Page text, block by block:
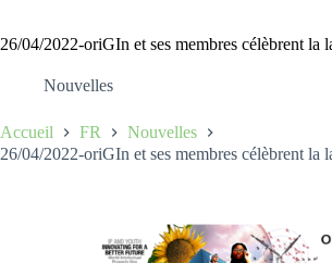
26/04/2022-oriGIn et ses membres célèbrent
Nouvelles
Accueil FR
Nouvelles
26/04/2022-oriGIn et ses membres célèbrent